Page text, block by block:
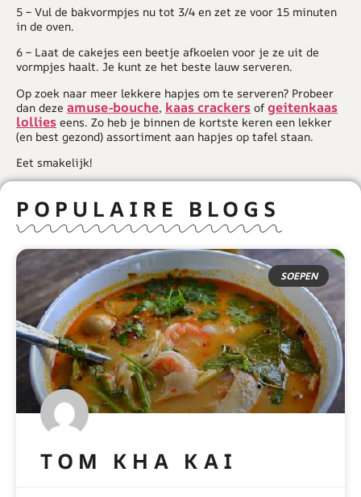
5 – Vul de bakvormpjes nu tot 3/4 en zet ze voor 15 minuten
in de oven.
6 – Laat de cakejes een beetje afkoelen voor je ze uit de
vormpjes haalt. Je kunt ze het beste lauw serveren.
Op zoek naar meer lekkere hapjes om te serveren? Probeer
dan deze amuse-bouche, kaas crackers of geitenkaas
lollies eens. Zo heb je binnen de kortste keren een lekker
(en best gezond) assortiment aan hapjes op tafel staan.
Eet smakelijk!
POPULAIRE BLOGS
SOEPEN
TOM KHA KAI